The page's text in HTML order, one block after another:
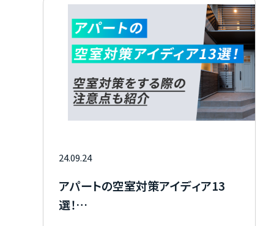
24.09.24
アパートの空室対策アイディア13
選！